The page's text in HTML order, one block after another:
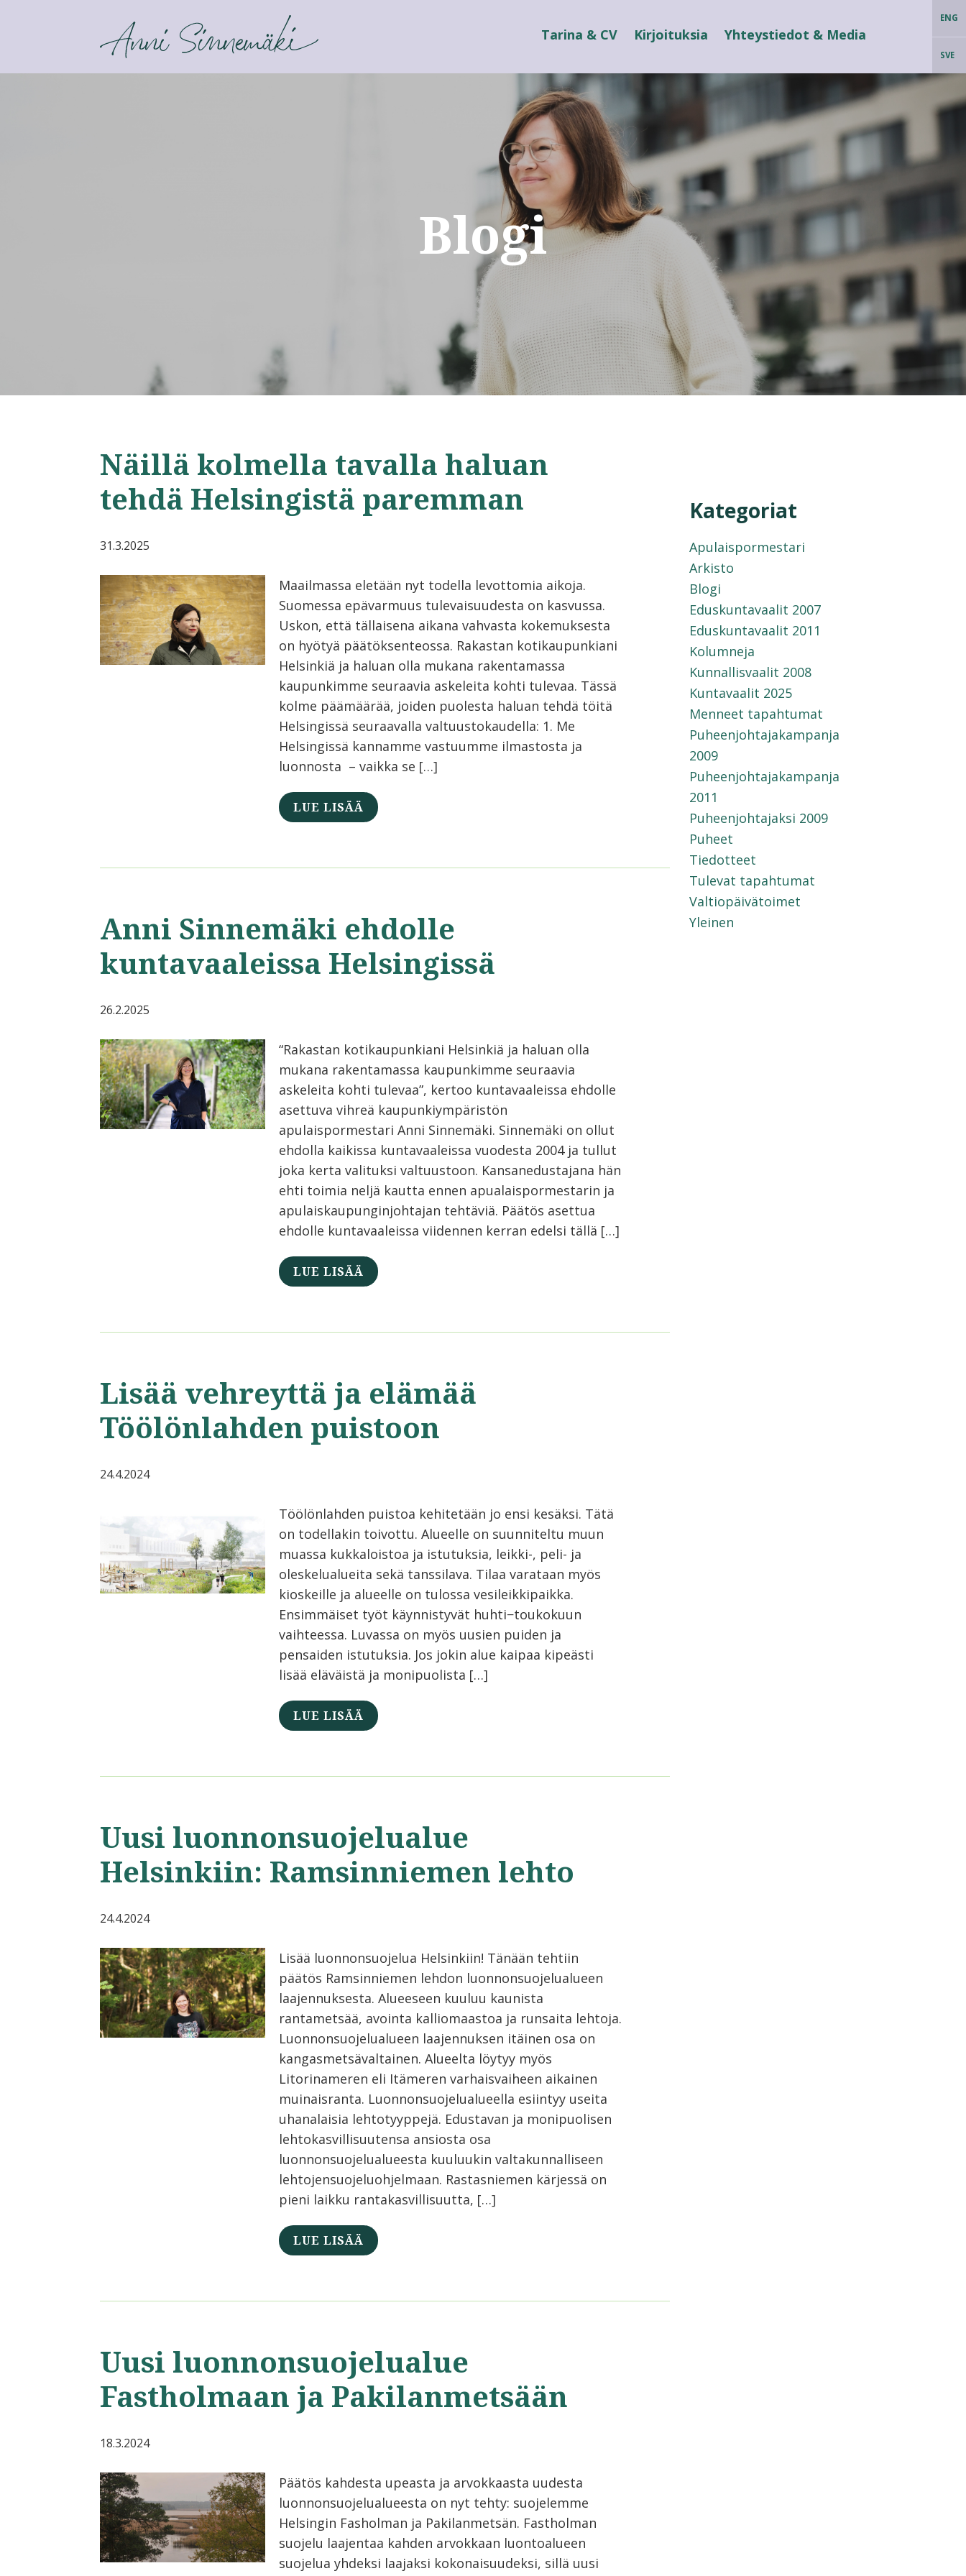
ANNI SINNEMÄKI ENG
SVE
Tarina & CV Kirjoituksia Yhteystiedot & Media
Blogi
Näillä kolmella tavalla haluan
tehdä Helsingistä paremman
31.3.2025
Maailmassa eletään nyt todella levottomia aikoja.
Suomessa epävarmuus tulevaisuudesta on kasvussa.
Uskon, että tällaisena aikana vahvasta kokemuksesta
on hyötyä päätöksenteossa. Rakastan kotikaupunkiani
Helsinkiä ja haluan olla mukana rakentamassa
kaupunkimme seuraavia askeleita kohti tulevaa. Tässä
kolme päämäärää, joiden puolesta haluan tehdä töitä
Helsingissä seuraavalla valtuustokaudella: 1. Me
Helsingissä kannamme vastuumme ilmastosta ja
luonnosta – vaikka se […]
LUE LISÄÄ
Anni Sinnemäki ehdolle
kuntavaaleissa Helsingissä
26.2.2025
“Rakastan kotikaupunkiani Helsinkiä ja haluan olla
mukana rakentamassa kaupunkimme seuraavia
askeleita kohti tulevaa”, kertoo kuntavaaleissa ehdolle
asettuva vihreä kaupunkiympäristön
apulaispormestari Anni Sinnemäki. Sinnemäki on ollut
ehdolla kaikissa kuntavaaleissa vuodesta 2004 ja tullut
joka kerta valituksi valtuustoon. Kansanedustajana hän
ehti toimia neljä kautta ennen apualaispormestarin ja
apulaiskaupunginjohtajan tehtäviä. Päätös asettua
ehdolle kuntavaaleissa viidennen kerran edelsi tällä […]
LUE LISÄÄ
Lisää vehreyttä ja elämää
Töölönlahden puistoon
24.4.2024
Töölönlahden puistoa kehitetään jo ensi kesäksi. Tätä
on todellakin toivottu. Alueelle on suunniteltu muun
muassa kukkaloistoa ja istutuksia, leikki-, peli- ja
oleskelualueita sekä tanssilava. Tilaa varataan myös
kioskeille ja alueelle on tulossa vesileikkipaikka.
Ensimmäiset työt käynnistyvät huhti−toukokuun
vaihteessa. Luvassa on myös uusien puiden ja
pensaiden istutuksia. Jos jokin alue kaipaa kipeästi
lisää eläväistä ja monipuolista […]
LUE LISÄÄ
Uusi luonnonsuojelualue
Helsinkiin: Ramsinniemen lehto
24.4.2024
Lisää luonnonsuojelua Helsinkiin! Tänään tehtiin
päätös Ramsinniemen lehdon luonnonsuojelualueen
laajennuksesta. Alueeseen kuuluu kaunista
rantametsää, avointa kalliomaastoa ja runsaita lehtoja.
Luonnonsuojelualueen laajennuksen itäinen osa on
kangasmetsävaltainen. Alueelta löytyy myös
Litorinameren eli Itämeren varhaisvaiheen aikainen
muinaisranta. Luonnonsuojelualueella esiintyy useita
uhanalaisia lehtotyyppejä. Edustavan ja monipuolisen
lehtokasvillisuutensa ansiosta osa
luonnonsuojelualueesta kuuluukin valtakunnalliseen
lehtojensuojeluohjelmaan. Rastasniemen kärjessä on
pieni laikku rantakasvillisuutta, […]
LUE LISÄÄ
Uusi luonnonsuojelualue
Fastholmaan ja Pakilanmetsään
18.3.2024
Päätös kahdesta upeasta ja arvokkaasta uudesta
luonnonsuojelualueesta on nyt tehty: suojelemme
Helsingin Fasholman ja Pakilanmetsän. Fastholman
suojelu laajentaa kahden arvokkaan luontoalueen
suojelua yhdeksi laajaksi kokonaisuudeksi, sillä uusi
Kategoriat
Apulaispormestari
Arkisto
Blogi
Eduskuntavaalit 2007
Eduskuntavaalit 2011
Kolumneja
Kunnallisvaalit 2008
Kuntavaalit 2025
Menneet tapahtumat
Puheenjohtajakampanja
2009
Puheenjohtajakampanja
2011
Puheenjohtajaksi 2009
Puheet
Tiedotteet
Tulevat tapahtumat
Valtiopäivätoimet
Yleinen